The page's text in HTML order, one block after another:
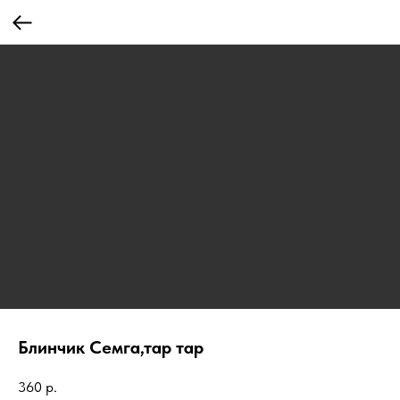
Блинчик Семга,тар тар
360 р.